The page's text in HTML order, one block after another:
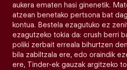
aukera ematen hasi ginenetik.
atzean benetako pertsona bat
kontua. Bestela ezagutuko ez
ezagutzeko tokia da: crush berri
poliki zerbait erreala bihurtzen
bila zabiltzala ere, edo oraindik
ere, Tinder-ek gauzak argitzeko